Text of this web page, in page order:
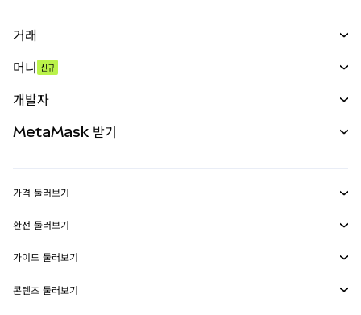
거래
무기한 선물
실물자산
머니 신규
개발자
MetaMask Connect
Snaps
웹3 서비스
MetaMask 받기
보안
고객 지원
가격 둘러보기
이더리움 가격
솔라나 가격
환전 둘러보기
ETH를 USD로 환전
USDT를 INR로 환전
가이드 둘러보기
ETH 매수
콘텐츠 둘러보기